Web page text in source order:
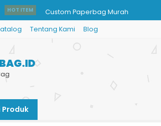
HOT ITEM Custom Paperbag Murah
Shopping Bag Custom
Tempat Produksi Tas Kertas
Cetak Custom Paper Bag
Cetak Paper Bag Ramah Lingkungan
Tentang Kami Blog